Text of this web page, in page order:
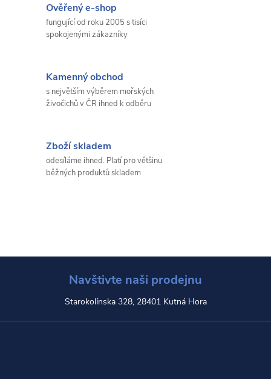
Ověřený e-shop
fungující od roku 2005 s tisíci
spokojenými zákazníky
Kamenný obchod
s největším výběrem mořských
živočichů v ČR ihned k odběru
Zboží skladem
odesíláme ihned. Platí pro většinu
běžných produktů skladem
Navštivte naši prodejnu
Starokolínska 328, 28401 Kutná Hora